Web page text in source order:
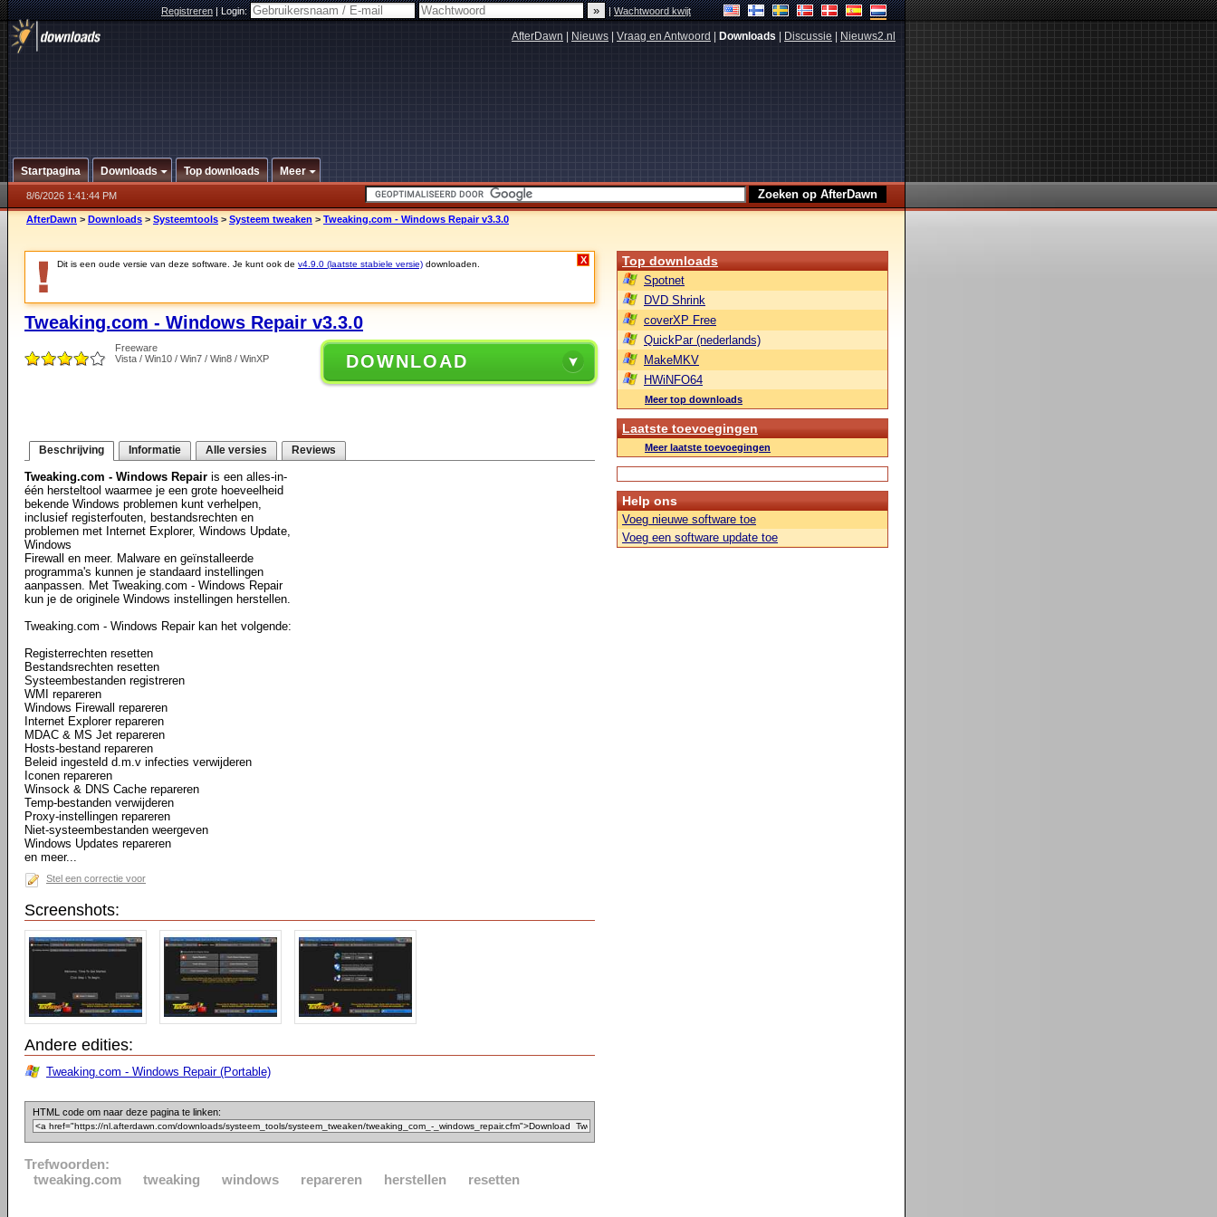
Registreren|Login: |Wachtwoord kwijt
AfterDawn Nieuws Vraag en Antwoord Downloads Discussie Nieuws2.nl
Startpagina Downloads Top downloads Meer
8/6/2026 1:41:44 PM
AfterDawn > Downloads > Systeemtools > Systeem tweaken > Tweaking.com - Windows Repair v3.3.0
Dit is een oude versie van deze software. Je kunt ook de v4.9.0 (laatste stabiele versie) downloaden. X
Tweaking.com - Windows Repair v3.3.0
Freeware
Vista / Win10 / Win7 / Win8 / WinXP
DOWNLOAD
Beschrijving Informatie Alle versies Reviews
Tweaking.com - Windows Repair is een alles-in-
één hersteltool waarmee je een grote hoeveelheid
bekende Windows problemen kunt verhelpen,
inclusief registerfouten, bestandsrechten en
problemen met Internet Explorer, Windows Update,
Windows
Firewall en meer. Malware en geïnstalleerde
programma's kunnen je standaard instellingen
aanpassen. Met Tweaking.com - Windows Repair
kun je de originele Windows instellingen herstellen.
Tweaking.com - Windows Repair kan het volgende:
Registerrechten resetten
Bestandsrechten resetten
Systeembestanden registreren
WMI repareren
Windows Firewall repareren
Internet Explorer repareren
MDAC & MS Jet repareren
Hosts-bestand repareren
Beleid ingesteld d.m.v infecties verwijderen
Iconen repareren
Winsock & DNS Cache repareren
Temp-bestanden verwijderen
Proxy-instellingen repareren
Niet-systeembestanden weergeven
Windows Updates repareren
en meer...
Stel een correctie voor
Screenshots:
Andere edities:
Tweaking.com - Windows Repair (Portable)
HTML code om naar deze pagina te linken:
Trefwoorden:
tweaking.com
tweaking windows repareren herstellen resetten
Top downloads
Spotnet
DVD Shrink
coverXP Free
QuickPar (nederlands)
MakeMKV
HWiNFO64
Meer top downloads
Laatste toevoegingen
Meer laatste toevoegingen
Help ons
Voeg nieuwe software toe
Voeg een software update toe